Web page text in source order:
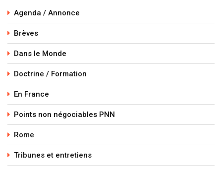
Agenda / Annonce
Brèves
Dans le Monde
Doctrine / Formation
En France
Points non négociables PNN
Rome
Tribunes et entretiens